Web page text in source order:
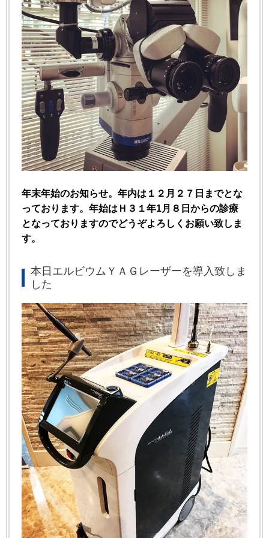
年末年始のお知らせ。年内は１２月２７日までとな
っております。年始はＨ３１年1月８日からの診療
となっておりますのでどうぞよろしくお願い致しま
す。
本日エルビウムＹＡＧレーザーを導入致しま
した